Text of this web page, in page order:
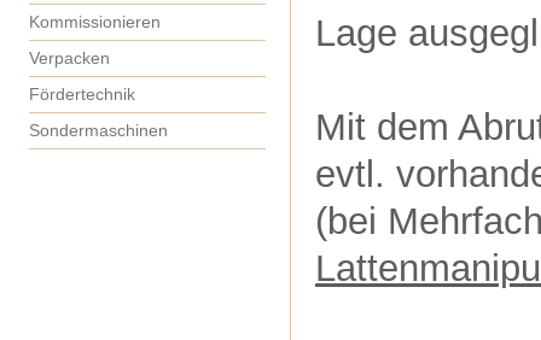
Kommissionieren
Verpacken
Fördertechnik
Sondermaschinen
Lage
Mit dem
evtl.
(bei